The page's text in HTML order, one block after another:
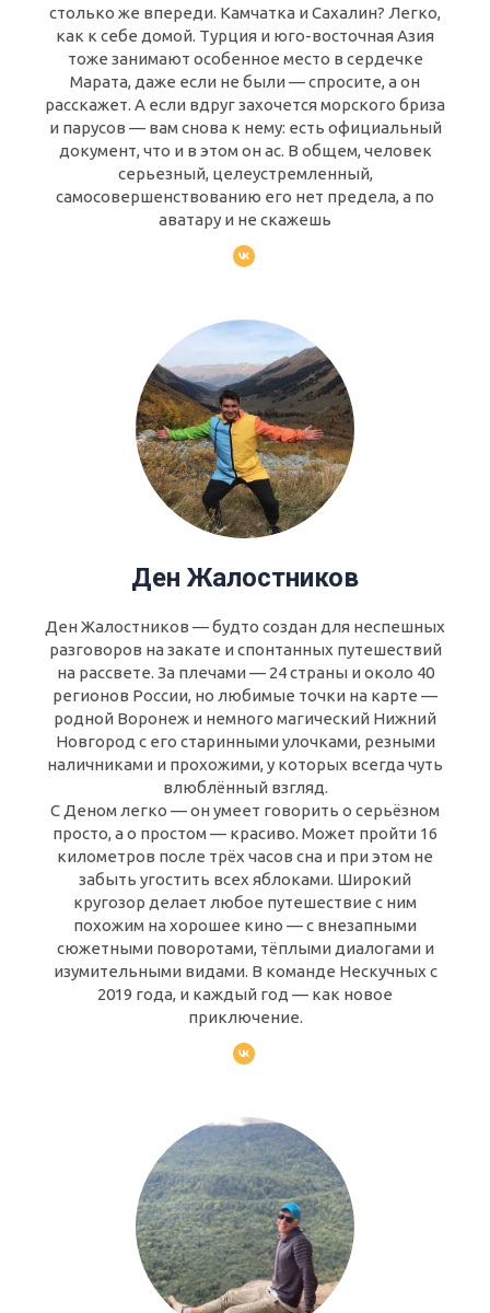
столько же впереди. Камчатка и Сахалин? Легко,
как к себе домой. Турция и юго-восточная Азия
тоже занимают особенное место в сердечке
Марата, даже если не были — спросите, а он
расскажет. А если вдруг захочется морского бриза
и парусов — вам снова к нему: есть официальный
документ, что и в этом он ас. В общем, человек
серьезный, целеустремленный,
самосовершенствованию его нет предела, а по
аватару и не скажешь
Ден Жалостников
Ден Жалостников — будто создан для неспешных
разговоров на закате и спонтанных путешествий
на рассвете. За плечами — 24 страны и около 40
регионов России, но любимые точки на карте —
родной Воронеж и немного магический Нижний
Новгород с его старинными улочками, резными
наличниками и прохожими, у которых всегда чуть
влюблённый взгляд.
С Деном легко — он умеет говорить о серьёзном
просто, а о простом — красиво. Может пройти 16
километров после трёх часов сна и при этом не
забыть угостить всех яблоками. Широкий
кругозор делает любое путешествие с ним
похожим на хорошее кино — с внезапными
сюжетными поворотами, тёплыми диалогами и
изумительными видами. В команде Нескучных с
2019 года, и каждый год — как новое
приключение.